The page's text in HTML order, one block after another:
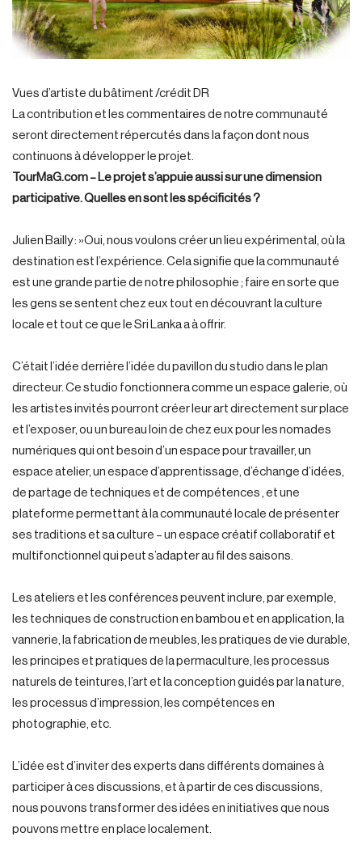
Vues d’artiste du bâtiment /crédit DR
La contribution et les commentaires de notre communauté
seront directement répercutés dans la façon dont nous
continuons à développer le projet.
TourMaG.com – Le projet s’appuie aussi sur une dimension
participative. Quelles en sont les spécificités ?
Julien Bailly : »Oui, nous voulons créer un lieu expérimental, où la
destination est l’expérience. Cela signifie que la communauté
est une grande partie de notre philosophie ; faire en sorte que
les gens se sentent chez eux tout en découvrant la culture
locale et tout ce que le Sri Lanka a à offrir.
C’était l’idée derrière l’idée du pavillon du studio dans le plan
directeur. Ce studio fonctionnera comme un espace galerie, où
les artistes invités pourront créer leur art directement sur place
et l’exposer, ou un bureau loin de chez eux pour les nomades
numériques qui ont besoin d’un espace pour travailler, un
espace atelier, un espace d’apprentissage, d’échange d’idées,
de partage de techniques et de compétences , et une
plateforme permettant à la communauté locale de présenter
ses traditions et sa culture – un espace créatif collaboratif et
multifonctionnel qui peut s’adapter au fil des saisons.
Les ateliers et les conférences peuvent inclure, par exemple,
les techniques de construction en bambou et en application, la
vannerie, la fabrication de meubles, les pratiques de vie durable,
les principes et pratiques de la permaculture, les processus
naturels de teintures, l’art et la conception guidés par la nature,
les processus d’impression, les compétences en
photographie, etc.
L’idée est d’inviter des experts dans différents domaines à
participer à ces discussions, et à partir de ces discussions,
nous pouvons transformer des idées en initiatives que nous
pouvons mettre en place localement.